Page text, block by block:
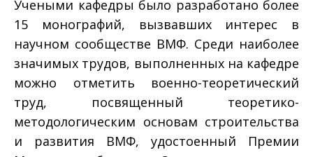
Учеными кафедры было разработано более
15 монографий, вызвавших интерес в
научном сообществе ВМФ. Среди наиболее
значимых трудов, выполненных на кафедре
можно отметить военно-теоретический
труд, посвященный теоретико-
методологическим основам строительства
и развития ВМФ, удостоенный Премии